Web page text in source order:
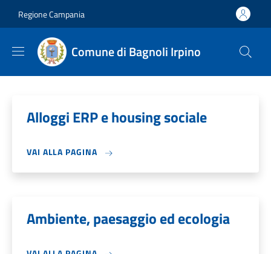
Regione Campania
Comune di Bagnoli Irpino
Alloggi ERP e housing sociale
VAI ALLA PAGINA
Ambiente, paesaggio ed ecologia